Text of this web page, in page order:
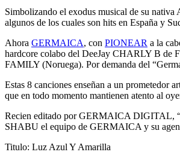
Simbolizando el exodus musical de su
algunos de los cuales son hits en España y
Ahora GERMAICA, con PIONEAR a la
hardcore colabo del DeeJay CHARLY B
FAMILY (Noruega). Por demanda del
Estas 8 canciones enseñan a un prometedor
que en todo momento mantienen atento al
Recien editado por GERMAICA DIGITAL,
SHABU el equipo de GERMAICA y su
Titulo: Luz Azul Y Amarilla